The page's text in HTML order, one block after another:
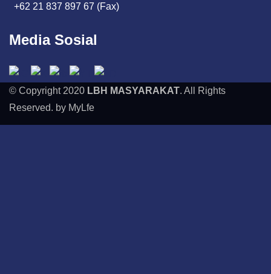
+62 21 837 897 67 (Fax)
Media Sosial
© Copyright 2020 LBH MASYARAKAT. All Rights
Reserved. by MyLfe